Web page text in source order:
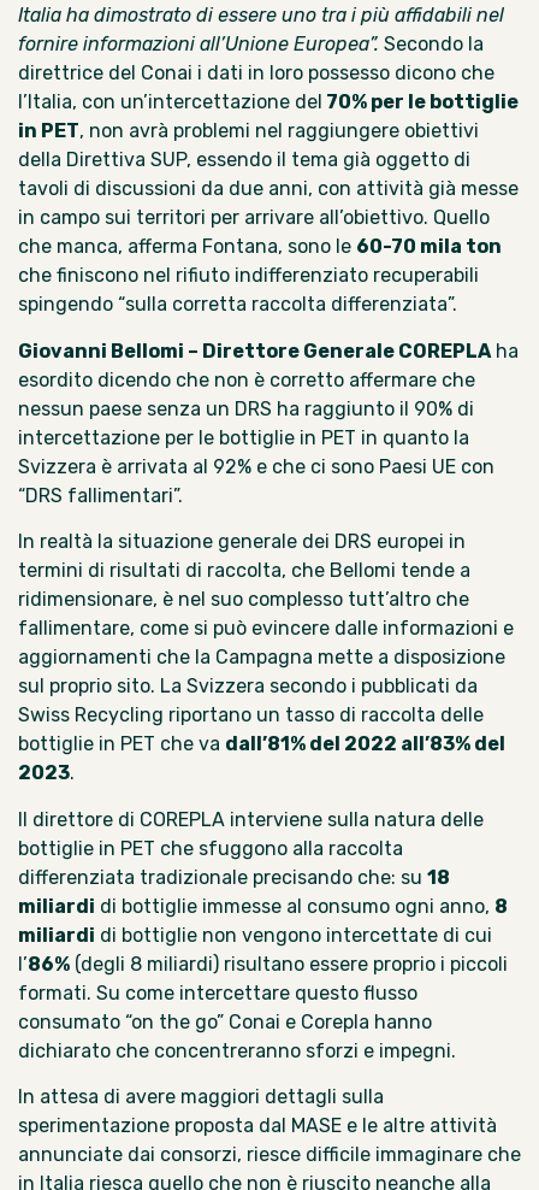
Italia ha dimostrato di essere uno tra i più affidabili nel
fornire informazioni all’Unione Europea”. Secondo la
direttrice del Conai i dati in loro possesso dicono che
l’Italia, con un’intercettazione del 70% per le bottiglie
in PET, non avrà problemi nel raggiungere obiettivi
della Direttiva SUP, essendo il tema già oggetto di
tavoli di discussioni da due anni, con attività già messe
in campo sui territori per arrivare all’obiettivo. Quello
che manca, afferma Fontana, sono le 60-70 mila ton
che finiscono nel rifiuto indifferenziato recuperabili
spingendo “sulla corretta raccolta differenziata”.
Giovanni Bellomi – Direttore Generale COREPLAha
esordito dicendo che non è corretto affermare che
nessun paese senza un DRS ha raggiunto il 90% di
intercettazione per le bottiglie in PET in quanto la
Svizzera è arrivata al 92% e che ci sono Paesi UE con
“DRS fallimentari”.
In realtà la situazione generale dei DRS europei in
termini di risultati di raccolta, che Bellomi tende a
ridimensionare, è nel suo complesso tutt’altro che
fallimentare, come si può evincere dalle informazioni e
aggiornamenti che la Campagna mette a disposizione
sul proprio sito. La Svizzera secondo i pubblicati da
Swiss Recycling riportano un tasso di raccolta delle
bottiglie in PET che va dall’81% del 2022 all’83% del
2023.
Il direttore di COREPLA interviene sulla natura delle
bottiglie in PET che sfuggono alla raccolta
differenziata tradizionale precisando che: su 18
miliardi di bottiglie immesse al consumo ogni anno, 8
miliardi di bottiglie non vengono intercettate di cui
l’86% (degli 8 miliardi) risultano essere proprio i piccoli
formati. Su come intercettare questo flusso
consumato “on the go” Conai e Corepla hanno
dichiarato che concentreranno sforzi e impegni.
In attesa di avere maggiori dettagli sulla
sperimentazione proposta dal MASE e le altre attività
annunciate dai consorzi, riesce difficile immaginare che
in Italia riesca quello che non è riuscito neanche alla